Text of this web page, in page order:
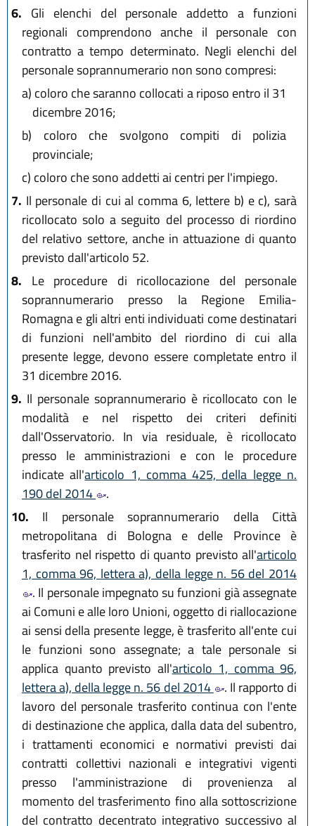
6. Gli elenchi del personale addetto a funzioni
regionali comprendono anche il personale con
contratto a tempo determinato. Negli elenchi del
personale soprannumerario non sono compresi:
a) coloro che saranno collocati a riposo entro il 31
dicembre 2016;
b) coloro che svolgono compiti di polizia
provinciale;
c) coloro che sono addetti ai centri per l'impiego.
7. Il personale di cui al comma 6, lettere b) e c), sarà
ricollocato solo a seguito del processo di riordino
del relativo settore, anche in attuazione di quanto
previsto dall'articolo 52.
8. Le procedure di ricollocazione del personale
soprannumerario presso la Regione Emilia-
Romagna e gli altri enti individuati come destinatari
di funzioni nell'ambito del riordino di cui alla
presente legge, devono essere completate entro il
31 dicembre 2016.
9. Il personale soprannumerario è ricollocato con le
modalità e nel rispetto dei criteri definiti
dall'Osservatorio. In via residuale, è ricollocato
presso le amministrazioni e con le procedure
indicate all'articolo 1, comma 425, della legge n.
190 del 2014
.
10. Il personale soprannumerario della Città
metropolitana di Bologna e delle Province è
trasferito nel rispetto di quanto previsto all'articolo
1, comma 96, lettera a), della legge n. 56 del 2014
. Il personale impegnato su funzioni già assegnate
ai Comuni e alle loro Unioni, oggetto di riallocazione
ai sensi della presente legge, è trasferito all'ente cui
le funzioni sono assegnate; a tale personale si
applica quanto previsto all'articolo 1, comma 96,
lettera a), della legge n. 56 del 2014
. Il rapporto di
lavoro del personale trasferito continua con l'ente
di destinazione che applica, dalla data del subentro,
i trattamenti economici e normativi previsti dai
contratti collettivi nazionali e integrativi vigenti
presso l'amministrazione di provenienza al
momento del trasferimento fino alla sottoscrizione
del contratto decentrato integrativo successivo al